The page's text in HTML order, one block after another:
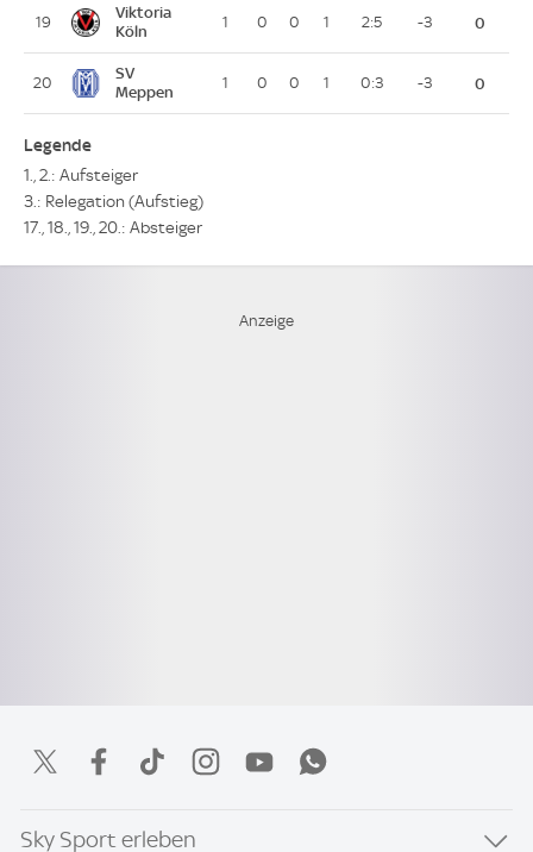
19
Viktoria
Köln
1 0 0 1 2:5 -3 0
20
SV
Meppen
1 0 0 1 0:3 -3 0
Legende
1., 2.: Aufsteiger
3.: Relegation (Aufstieg)
17., 18., 19., 20.: Absteiger
Sky Sport erleben